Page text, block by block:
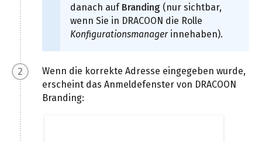
danach auf Branding (nur sichtbar,
wenn Sie in DRACOON die Rolle
Konfigurationsmanagerinnehaben).
Wenn die korrekte Adresse eingegeben wurde,
erscheint das Anmeldefenster von DRACOON
Branding: